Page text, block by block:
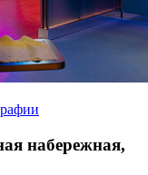
набережная,